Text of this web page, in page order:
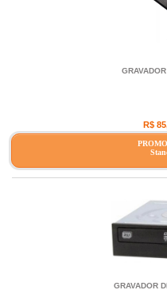
R$
GRAVADOR